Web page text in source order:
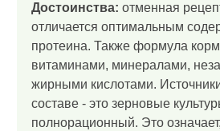
Достоинства: отменная
отличается оптимальным
протеина. Также формула
витаминами, минералами,
жирными кислотами.
составе - это зерновые
полнорационный. Это